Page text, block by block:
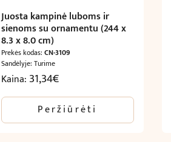
Juosta kampinė luboms ir
sienoms su ornamentu (244 x
8.3 x 8.0 cm)
Prekės kodas: CN-3109
Sandėlyje: Turime
Kaina: 31,34€
Peržiūrėti